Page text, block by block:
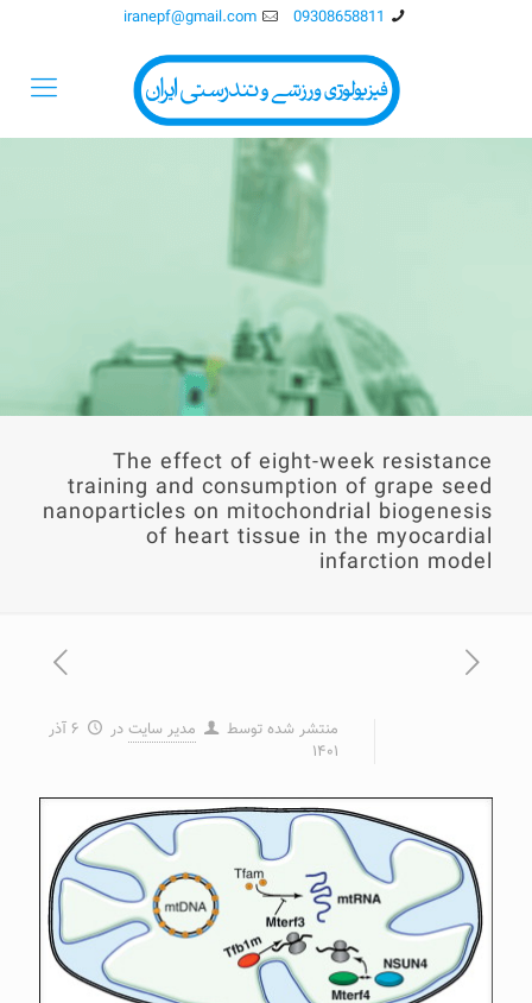
09308658811
iranepf@gmail.com
The effect of eight-week resistance
training and consumption of grape seed
nanoparticles on mitochondrial biogenesis
of heart tissue in the myocardial
infarction model
منتشر شده توسط مدیر سایت در
۶ آذر
۱۴۰۱